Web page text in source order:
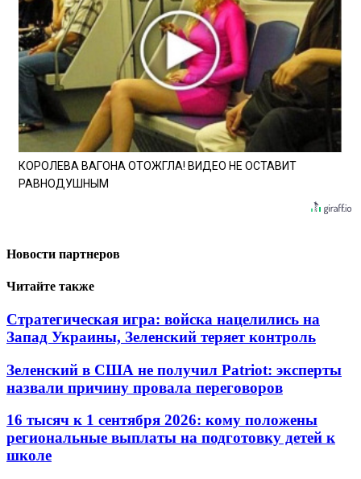
КОРОЛЕВА ВАГОНА ОТОЖГЛА! ВИДЕО НЕ ОСТАВИТ
РАВНОДУШНЫМ
Новости партнеров
Читайте также
Стратегическая игра: войска нацелились на
Запад Украины, Зеленский теряет контроль
Зеленский в США не получил Patriot: эксперты
назвали причину провала переговоров
16 тысяч к 1 сентября 2026: кому положены
региональные выплаты на подготовку детей к
школе